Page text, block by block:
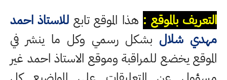
التعريف بالموقع : هذا الموقع تابع للاستاذ احمد
مهدي شلال بشكل رسمي وكل ما ينشر في
الموقع يخضع للمراقبة وموقع الاستاذ احمد غير